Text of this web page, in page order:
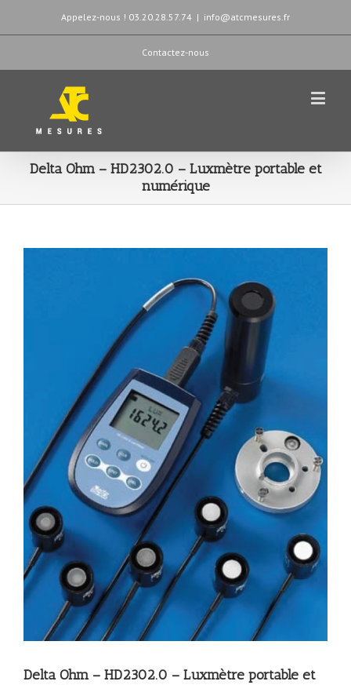
Appelez-nous ! 03.20.28.57.74 | info@atcmesures.fr
Contactez-nous
Delta Ohm – HD2302.0 – Luxmètre portable et
numérique
Delta Ohm – HD2302.0 – Luxmètre portable et